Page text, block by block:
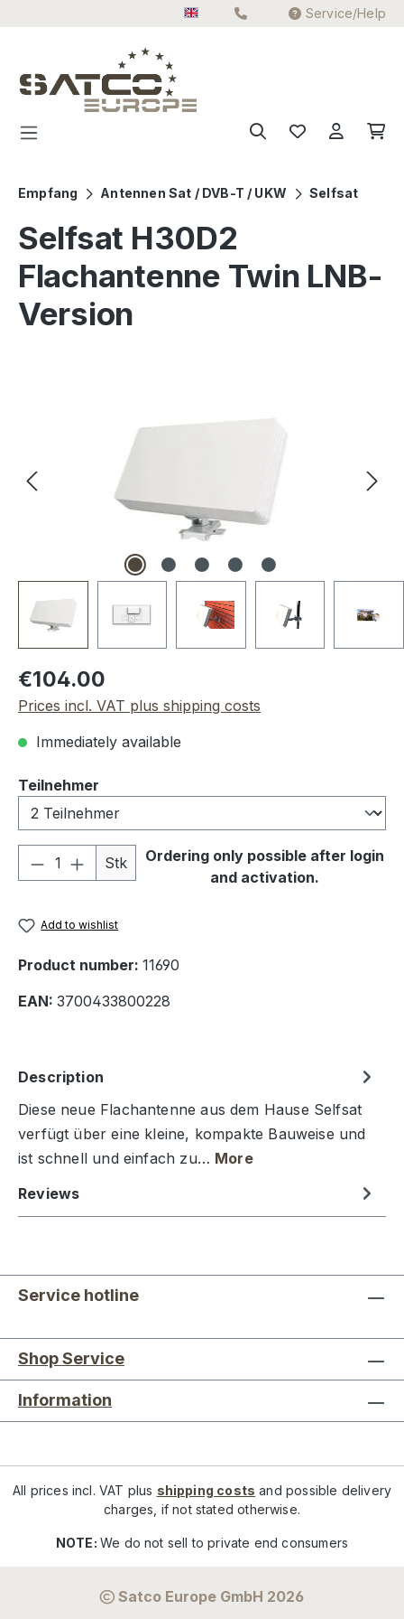
Service/Help
Empfang Antennen Sat / DVB-T / UKW Selfsat
Selfsat H30D2
Flachantenne Twin LNB-
Version
Regular price:
€104.00
Prices incl. VAT plus shipping costs
Immediately available
Select
Teilnehmer
Product Quantity: Enter the desired
Stk
Ordering only possible after login
and activation.
Add to wishlist
Product number: 11690
EAN: 3700433800228
Description
Diese neue Flachantenne aus dem Hause Selfsat
verfügt über eine kleine, kompakte Bauweise und
ist schnell und einfach zu… More
Reviews
Service hotline
Shop Service
Information
All prices incl. VAT plus shipping costs and possible delivery
charges, if not stated otherwise.
NOTE:We do not sell to private end consumers
Satco Europe GmbH 2026